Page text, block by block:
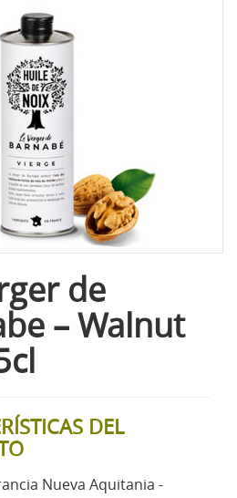
de
– Walnut
DEL
Nueva Aquitania -